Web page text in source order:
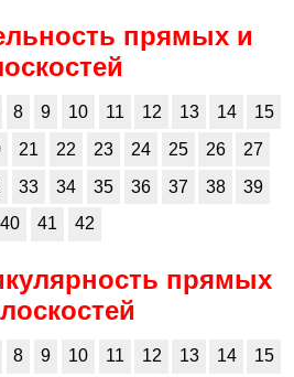
прямых и
8 9 10 11 12 13 14
15
21 22 23 24 25 26
27
33 34 35 36 37 38
39
40
41 42
прямых
8 9 10 11 12 13 14
15